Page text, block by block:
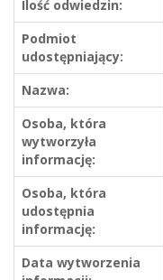
Ilość odwiedzin:
Podmiot
udostępniający:
Nazwa:
Osoba, która
wytworzyła
informację:
Osoba, która
udostępnia
informację:
Data wytworzenia